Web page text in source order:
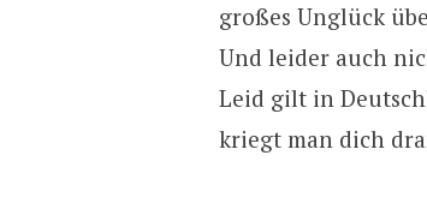
großes Unglück
Und leider auch
Leid gilt in
kriegt man dich